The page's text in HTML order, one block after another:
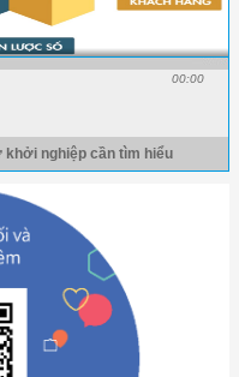
00:00
khởi nghiệp cần tìm hiểu